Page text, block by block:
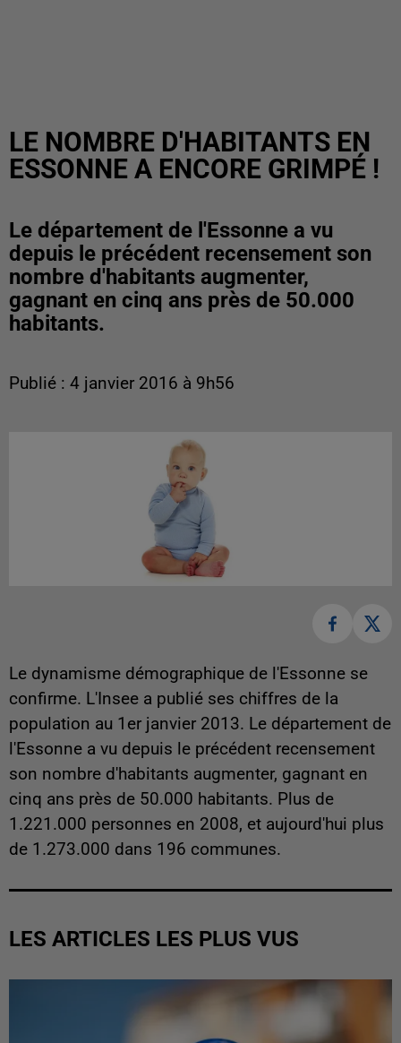
LE NOMBRE D'HABITANTS EN
ESSONNE A ENCORE GRIMPÉ !
Le département de l'Essonne a vu
depuis le précédent recensement son
nombre d'habitants augmenter,
gagnant en cinq ans près de 50.000
habitants.
Publié : 4 janvier 2016 à 9h56
Le dynamisme démographique de l'Essonne se
confirme. L'Insee a publié ses chiffres de la
population au 1er janvier 2013. Le département de
l'Essonne a vu depuis le précédent recensement
son nombre d'habitants augmenter, gagnant en
cinq ans près de 50.000 habitants. Plus de
1.221.000 personnes en 2008, et aujourd'hui plus
de 1.273.000 dans 196 communes.
LES ARTICLES LES PLUS VUS